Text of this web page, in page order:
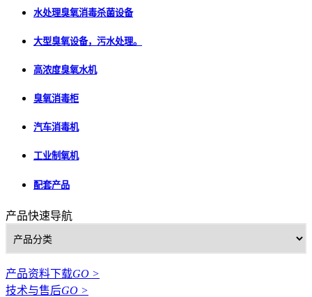
水处理臭氧消毒杀菌设备
大型臭氧设备，污水处理。
高浓度臭氧水机
臭氧消毒柜
汽车消毒机
工业制氧机
配套产品
产品快速导航
产品资料下载GO >
技术与售后GO >